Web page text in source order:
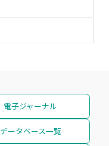
電子ジャーナル
データベース一覧